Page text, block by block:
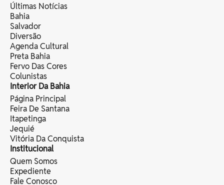
Últimas Notícias
Bahia
Salvador
Diversão
Agenda Cultural
Preta Bahia
Fervo Das Cores
Colunistas
Interior Da Bahia
Página Principal
Feira De Santana
Itapetinga
Jequié
Vitória Da Conquista
Institucional
Quem Somos
Expediente
Fale Conosco